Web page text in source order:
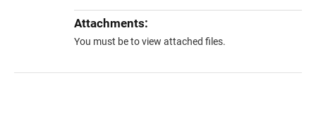
Attachments:
You must beto view attached files.